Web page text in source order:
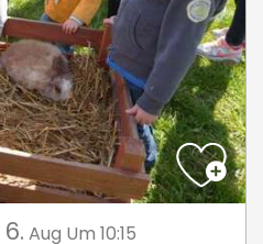
6. Aug Um 10:15